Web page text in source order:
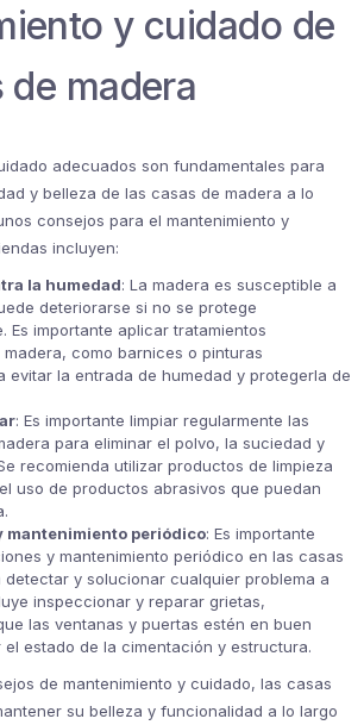
y cuidado de
de madera
adecuados son fundamentales para
y belleza de las casas de madera a lo
consejos para el mantenimiento y
incluyen:
la humedad: La madera es susceptible a
deteriorarse si no se protege
Es importante aplicar tratamientos
como barnices o pinturas
evitar la entrada de humedad y protegerla de
: Es importante limpiar regularmente las
para eliminar el polvo, la suciedad y
recomienda utilizar productos de limpieza
uso de productos abrasivos que puedan
mantenimiento periódico: Es importante
y mantenimiento periódico en las casas
detectar y solucionar cualquier problema a
inspeccionar y reparar grietas,
las ventanas y puertas estén en buen
el estado de la cimentación y estructura.
de mantenimiento y cuidado, las casas
su belleza y funcionalidad a lo largo